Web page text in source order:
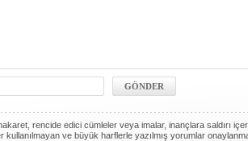
rencide edici cümleler veya imalar, inançlara saldırı
kullanılmayan ve büyük harflerle yazılmış yorumlar